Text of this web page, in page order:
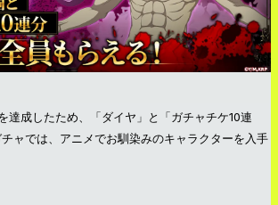
達成したため、「ダイヤ」と「ガチャチケ10連
ャでは、アニメでお馴染みのキャラクターを入手